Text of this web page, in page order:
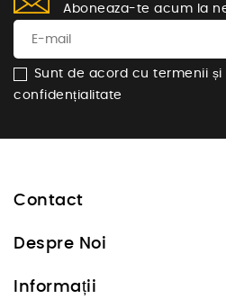
Aboneaza-te acum la
Sunt de acord cu termenii
confidențialitate
Contact
Despre Noi
Informații